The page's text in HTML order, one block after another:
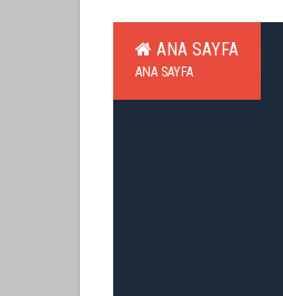
ANA SAYFA
ANA SAYFA